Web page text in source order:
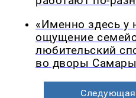
«Именно здесь у
ощущение
любительский
во дворы Самары
Следующая